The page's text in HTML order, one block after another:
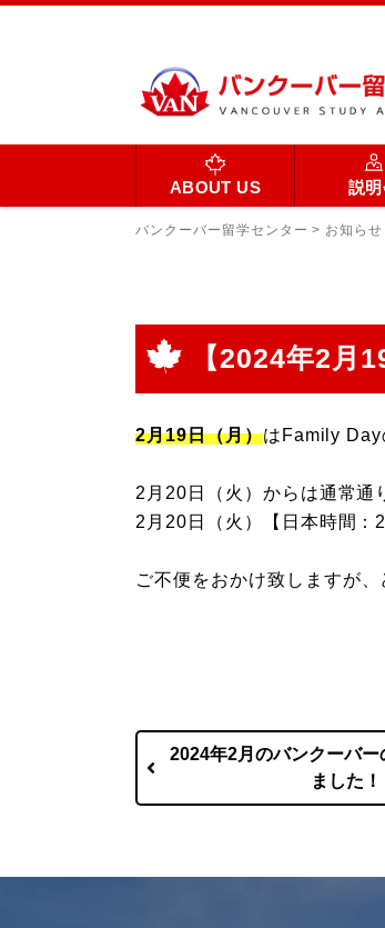
ABOUT US 説
バンクーバー留学センター > お知らせ
【2024年2月
2月19日（月）はFamily Day
2月20日（火）からは通常通
2月20日（火）【日本時間：
ご不便をおかけ致しますが
2024年2月のバンクーバー
ました！